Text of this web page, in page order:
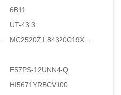
6B11
UT-43.3
MC2520Z1.84320C19X...
E57PS-12UNN4-Q
HI5671YRBCV100